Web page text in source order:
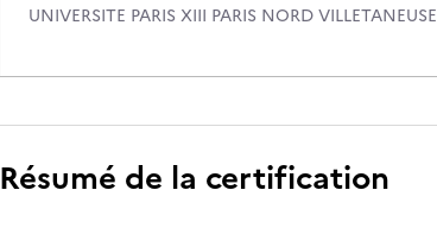
UNIVERSITE PARIS XIII PARIS NORD VILLETANEUSE
Résumé de la certification